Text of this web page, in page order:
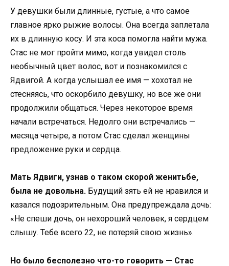
У девушки были длинные, густые, а что самое
главное ярко рыжие волосы. Она всегда заплетала
их в длинную косу. И эта коса помогла найти мужа.
Стас не мог пройти мимо, когда увидел столь
необычный цвет волос, вот и познакомился с
Ядвигой. А когда услышал ее имя — хохотал не
стесняясь, что оскорбило девушку, но все же они
продолжили общаться. Через некоторое время
начали встречаться. Недолго они встречались —
месяца четыре, а потом Стас сделал женщины
предложение руки и сердца.
Мать Ядвиги, узнав о таком скорой женитьбе,
была не довольна. Будущий зять ей не нравился и
казался подозрительным. Она предупреждала дочь:
«Не спеши дочь, он нехороший человек, я сердцем
слышу. Тебе всего 22, не потеряй свою жизнь».
Но было бесполезно что-то говорить — Стас